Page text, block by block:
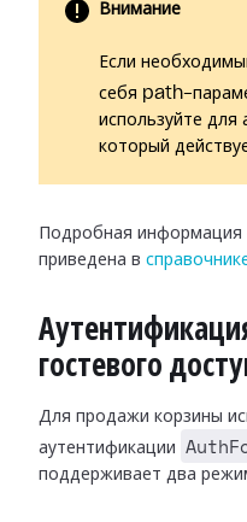
Внимание
Если
себя path-
используйте для
который
Подробная
приведена в
гостевого
Для продажи корзины
аутентификации
поддерживает два